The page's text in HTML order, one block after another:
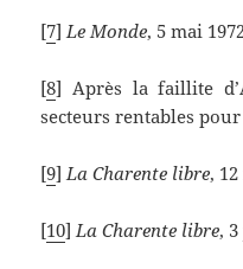
[7]Le Monde, 5 mai
[8] Après la faillite
secteurs rentables
[9]La Charente libre,
[10]La Charente libre,